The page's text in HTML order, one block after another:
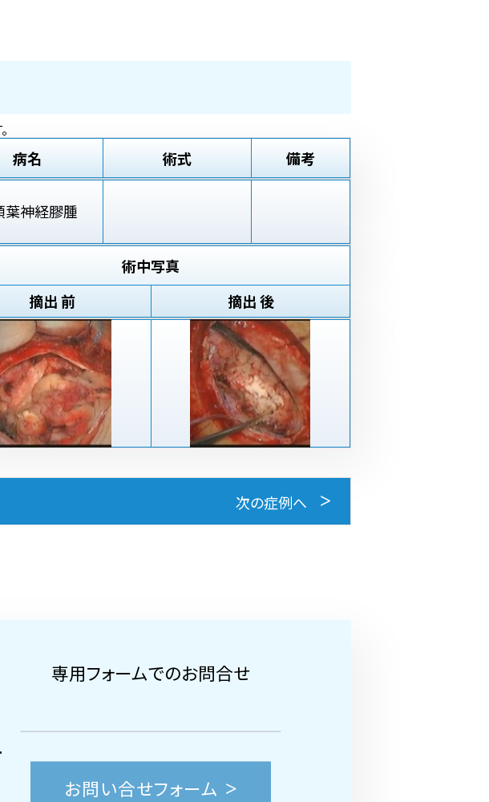
病名 術式 備考
葉神経膠腫
術中写真
摘出 前
摘出 後
次の症例へ
専用フォームでのお問合せ
お問い合せフォーム